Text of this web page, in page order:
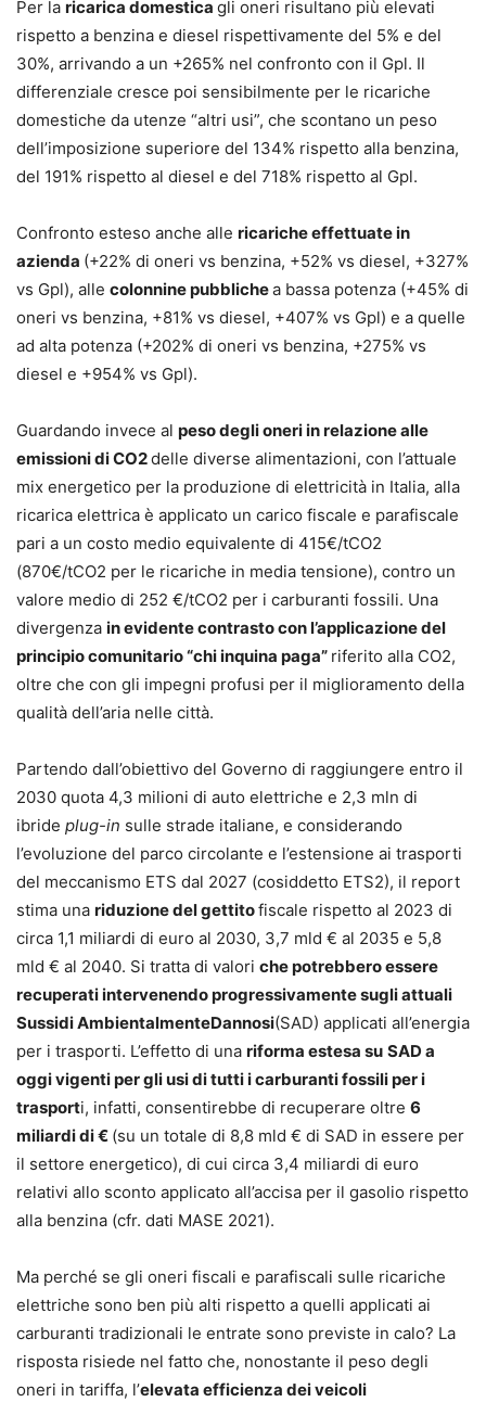
Per la ricarica domestica gli oneri risultano più elevati
rispetto a benzina e diesel rispettivamente del 5% e del
30%, arrivando a un +265% nel confronto con il Gpl. Il
differenziale cresce poi sensibilmente per le ricariche
domestiche da utenze “altri usi”, che scontano un peso
dell’imposizione superiore del 134% rispetto alla benzina,
del 191% rispetto al diesel e del 718% rispetto al Gpl.
Confronto esteso anche alle ricariche effettuate in
azienda (+22% di oneri vs benzina, +52% vs diesel, +327%
vs Gpl), alle colonnine pubblichea bassa potenza (+45% di
oneri vs benzina, +81% vs diesel, +407% vs Gpl) e a quelle
ad alta potenza (+202% di oneri vs benzina, +275% vs
diesel e +954% vs Gpl).
Guardando invece al peso degli oneri in relazione alle
emissioni di CO2delle diverse alimentazioni, con l’attuale
mix energetico per la produzione di elettricità in Italia, alla
ricarica elettrica è applicato un carico fiscale e parafiscale
pari a un costo medio equivalente di 415€/tCO2
(870€/tCO2 per le ricariche in media tensione), contro un
valore medio di 252 €/tCO2 per i carburanti fossili. Una
divergenza in evidente contrasto con l’applicazione del
principio comunitario “chi inquina paga” riferito alla CO2,
oltre che con gli impegni profusi per il miglioramento della
qualità dell’aria nelle città.
Partendo dall’obiettivo del Governo di raggiungere entro il
2030 quota 4,3 milioni di auto elettriche e 2,3 mln di
ibride plug-in sulle strade italiane, e considerando
l’evoluzione del parco circolante e l’estensione ai trasporti
del meccanismo ETS dal 2027 (cosiddetto ETS2), il report
stima una riduzione del gettitofiscale rispetto al 2023 di
circa 1,1 miliardi di euro al 2030, 3,7 mld € al 2035 e 5,8
mld € al 2040. Si tratta di valori che potrebbero essere
recuperati intervenendo progressivamente sugli attuali
Sussidi AmbientalmenteDannosi(SAD) applicati all’energia
per i trasporti. L’effetto di una riforma estesa su SAD a
oggi vigenti per gli usi di tutti i carburanti fossili per i
trasporti, infatti, consentirebbe di recuperare oltre 6
miliardi di € (su un totale di 8,8 mld € di SAD in essere per
il settore energetico), di cui circa 3,4 miliardi di euro
relativi allo sconto applicato all’accisa per il gasolio rispetto
alla benzina (cfr. dati MASE 2021).
Ma perché se gli oneri fiscali e parafiscali sulle ricariche
elettriche sono ben più alti rispetto a quelli applicati ai
carburanti tradizionali le entrate sono previste in calo? La
risposta risiede nel fatto che, nonostante il peso degli
oneri in tariffa, l’elevata efficienza dei veicoli